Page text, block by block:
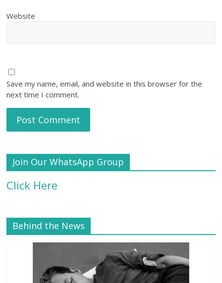
Website
Save my name, email, and website in this browser for the
next time I comment.
Join Our WhatsApp Group
Click Here
Behind the News